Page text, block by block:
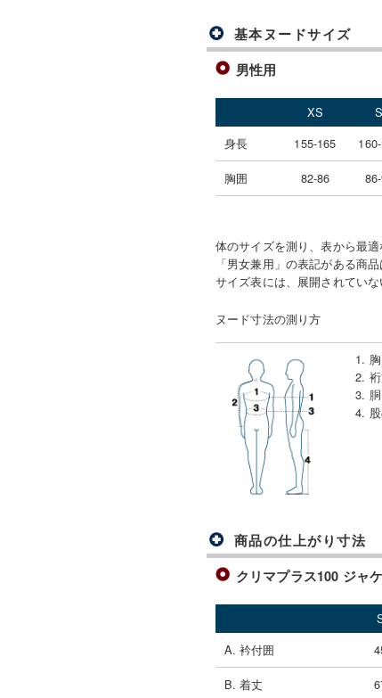
基本ヌードサイズ
男性用
XS S
身長
155-165
胸囲 82-86
体のサイズを測り、表から最適
「男女兼用」の表記がある商
サイズ表には、展開されてい
ヌード寸法の測り方
1.
2.
3.
4.
商品の仕上がり寸法
クリマプラス100 ジャ
A. 衿付囲
B. 着丈